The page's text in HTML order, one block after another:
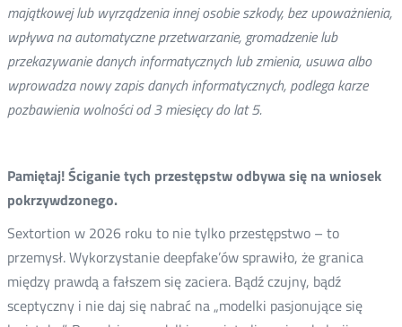
majątkowej lub wyrządzenia innej osobie szkody, bez upoważnienia,
wpływa na automatyczne przetwarzanie, gromadzenie lub
przekazywanie danych informatycznych lub zmienia, usuwa albo
wprowadza nowy zapis danych informatycznych, podlega karze
pozbawienia wolności od 3 miesięcy do lat 5.
Pamiętaj! Ściganie tych przestępstw odbywa się na wniosek
pokrzywdzonego.
Sextortion w 2026 roku to nie tylko przestępstwo – to
przemysł. Wykorzystanie deepfake’ów sprawiło, że granica
między prawdą a fałszem się zaciera. Bądź czujny, bądź
sceptyczny i nie daj się nabrać na „modelki pasjonujące się